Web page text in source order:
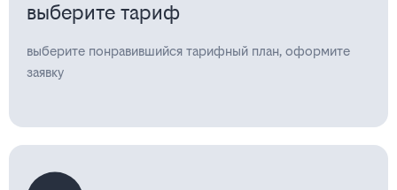
выберите тариф
выберите понравившийся тарифный план, оформите
заявку